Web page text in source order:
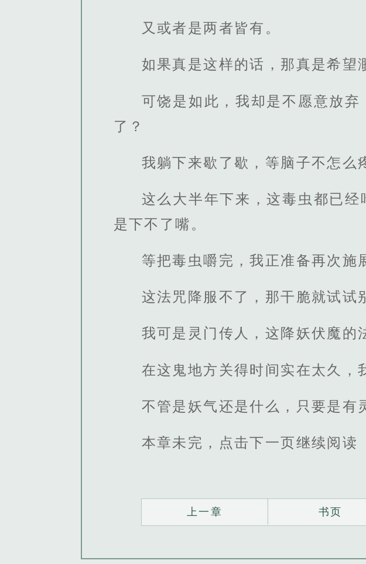
又或者是两者皆有。
如果真是这样的话，那真是希望
可饶是如此，我却是不愿意放
了？
我躺下来歇了歇，等脑子不怎么
这么大半年下来，这毒虫都已
是下不了嘴。
等把毒虫嚼完，我正准备再次施
这法咒降服不了，那干脆就试试
我可是灵门传人，这降妖伏魔的
在这鬼地方关得时间实在太久，
不管是妖气还是什么，只要是有
本章未完，点击下一页继续阅读
上一章 书页